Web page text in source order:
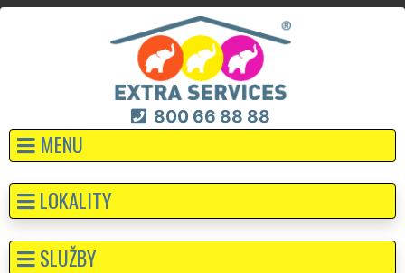
800 66 88 88
MENU
LOKALITY
SLUŽBY